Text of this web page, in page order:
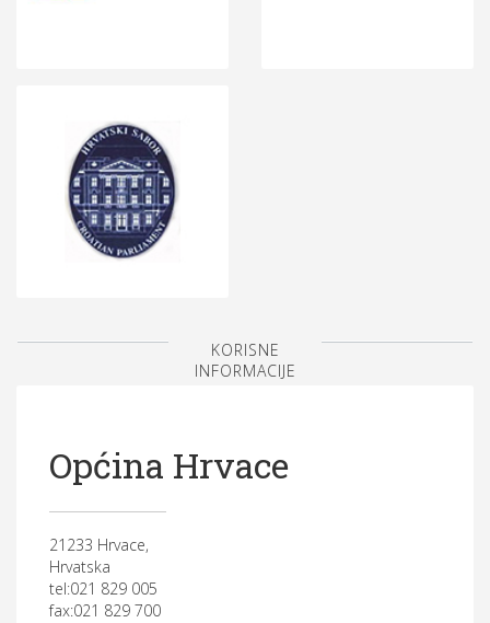
KORISNE
INFORMACIJE
Općina Hrvace
21233 Hrvace,
Hrvatska
tel:021 829 005
fax:021 829 700